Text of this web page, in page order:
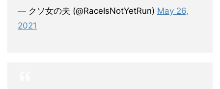
— クソ女の夫 (@RaceIsNotYetRun) May 26,
2021